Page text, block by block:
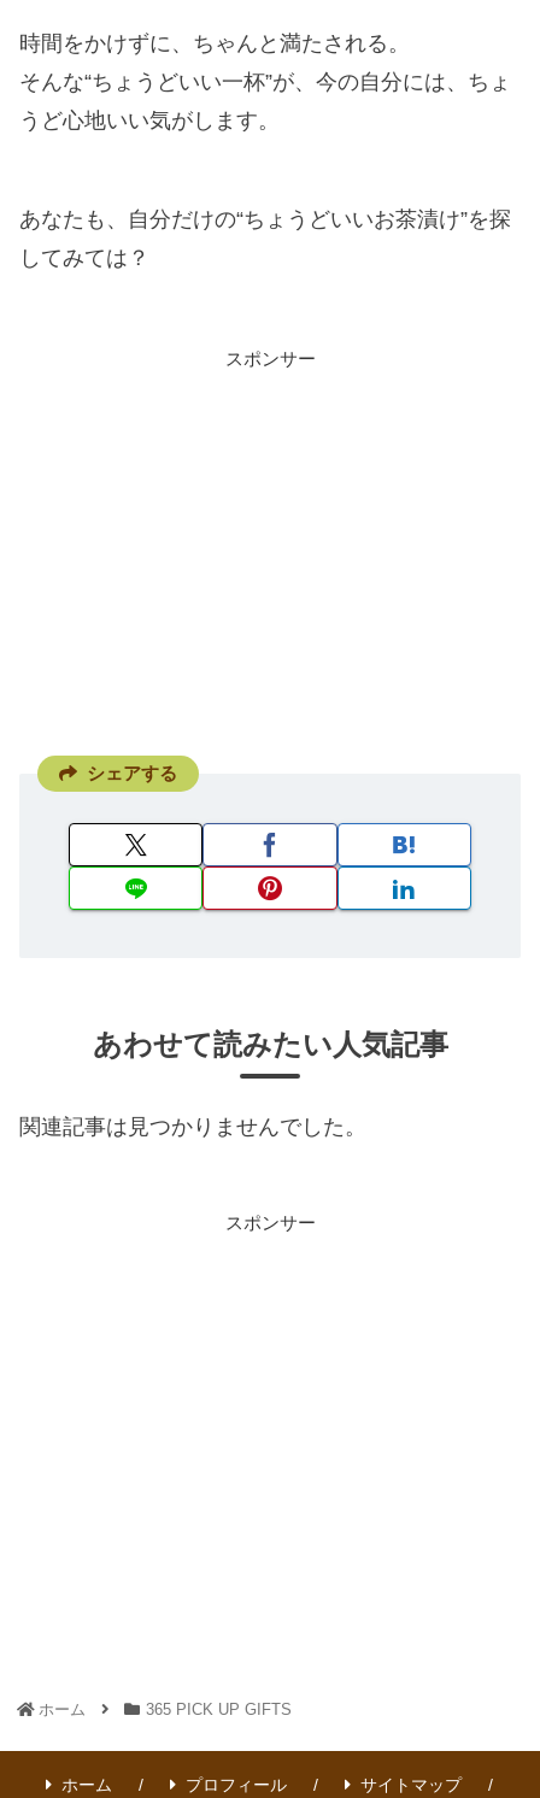
時間をかけずに、ちゃんと満たされる。
そんな“ちょうどいい一杯”が、今の自分には、ちょ
うど心地いい気がします。
あなたも、自分だけの“ちょうどいいお茶漬け”を探
してみては？
スポンサー
シェアする
あわせて読みたい人気記事
関連記事は見つかりませんでした。
スポンサー
ホーム 365 PICK UP GIFTS
ホーム プロフィール サイトマップ